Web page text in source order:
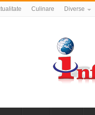
Culinare Diverse